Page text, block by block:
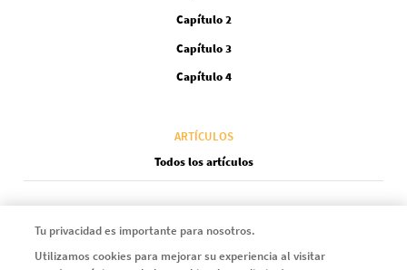
Capítulo 2
Capítulo 3
Capítulo 4
ARTÍCULOS
Todos los artículos
Instagram
LinkedIn
X
Tu privacidad es importante para nosotros.
Utilizamos cookies para mejorar su experiencia al visitar